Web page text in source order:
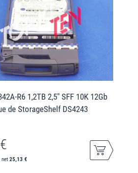
R6 1,2TB 2,5" SFF 10K 12Gb
de StorageShelf DS4243
net25,13 €